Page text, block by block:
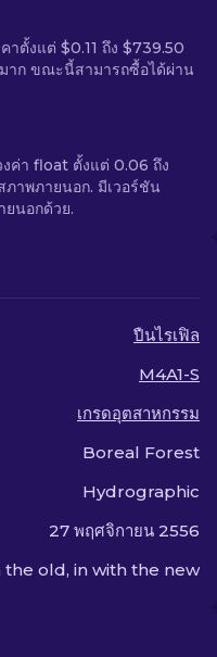
ตั้งแต่ $0.11 ถึง $739.50
าก ขณะนี้สามารถซื้อได้ผ่าน
ค่า float ตั้งแต่ 0.06 ถึง
าพภายนอก. มีเวอร์ชัน
นอกด้วย.
ปืนไรเฟิล
M4A1-S
เกรดอุตสาหกรรม
Boreal Forest
Hydrographic
27 พฤศจิกายน 2556
the old, in with the new